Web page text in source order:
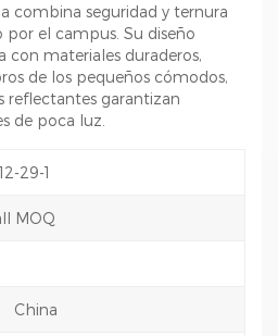
combina seguridad y ternura
por el campus. Su diseño
con materiales duraderos,
de los pequeños cómodos,
reflectantes garantizan
de poca luz.
29-1
MOQ
China